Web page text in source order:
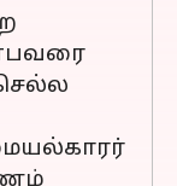
செல்ல